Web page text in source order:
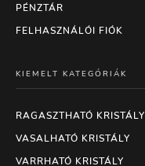
PÉNZTÁR
FELHASZNÁLÓI FIÓK
KIEMELT KATEGÓRIÁK
RAGASZTHATÓ KRISTÁLY
VASALHATÓ KRISTÁLY
VARRHATÓ KRISTÁLY